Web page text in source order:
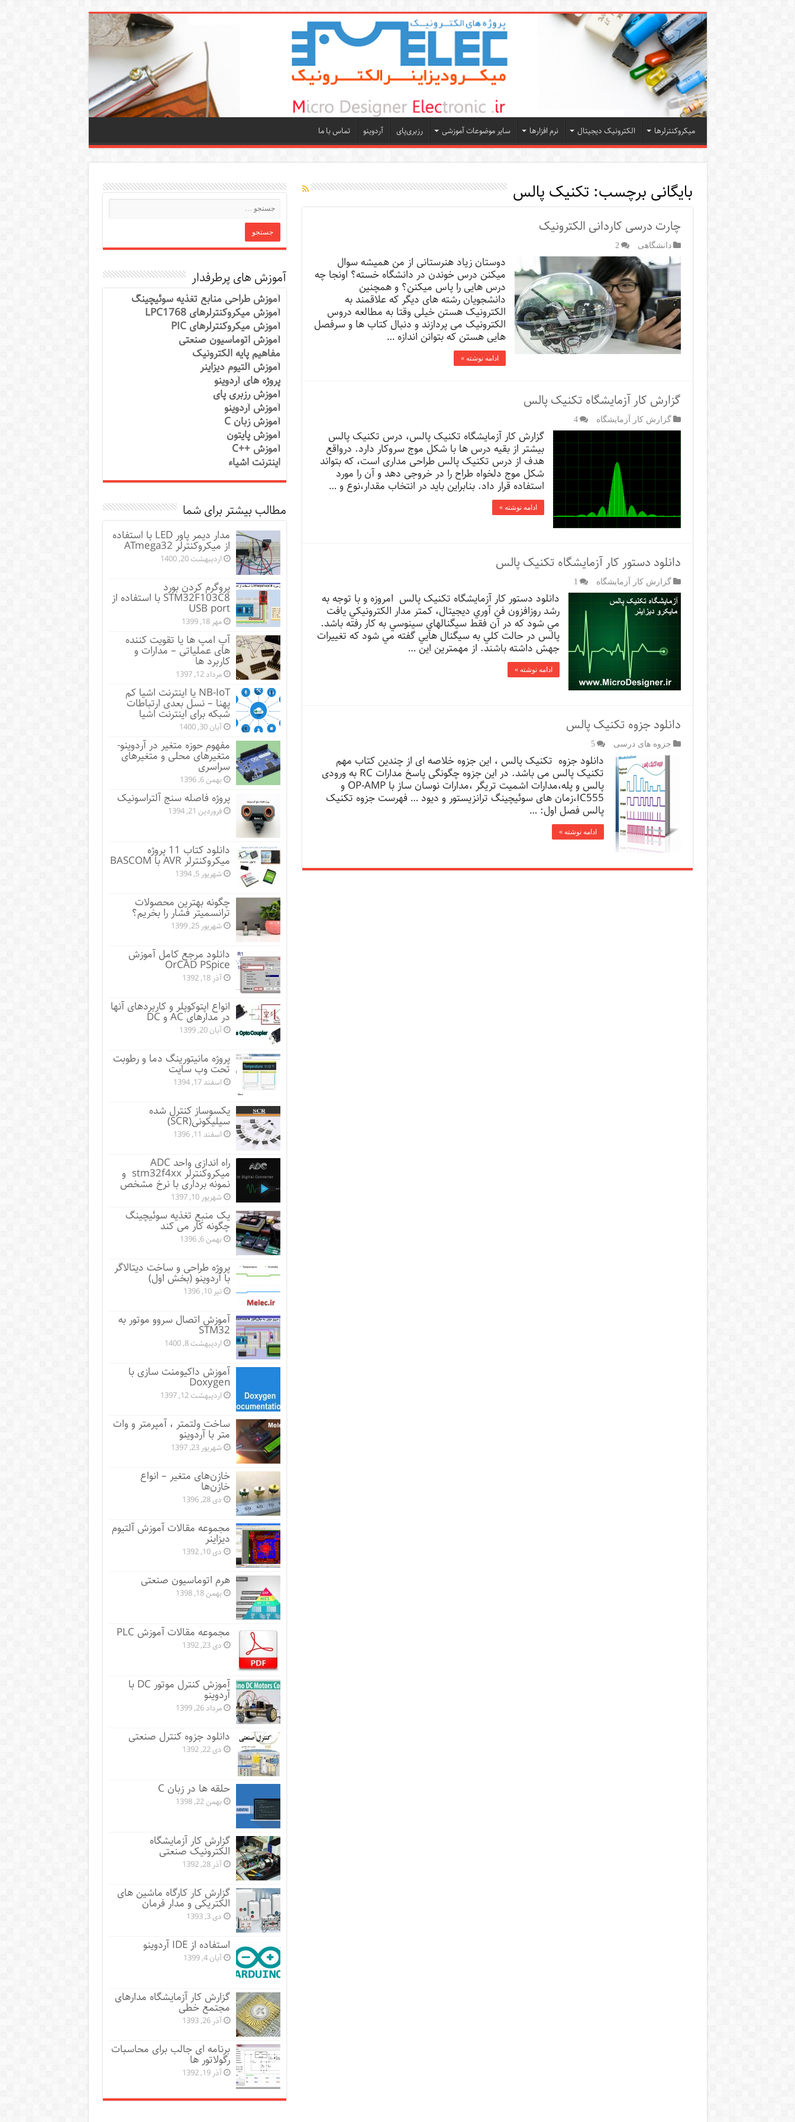
میکروکنترلرها الکترونیک دیجیتال نرم افزارها سایر موضوعات آموزشی رزبری‌پای آردوینو تماس با ما
بایگانی برچسب: تکنیک پالس
چارت درسی کاردانی الکترونیک
دانشگاهی 2
دوستان زیاد هنرستانی از من همیشه سوال
میکنن درس خوندن در دانشگاه خسته؟ اونجا چه
درس هایی را پاس میکنن؟ و همچنین
دانشجویان رشته های دیگر که علاقمند به
الکترونیک هستن خیلی وقتا به مطالعه دروس
الکترونیک می پردازند و دنبال کتاب ها و سرفصل
هایی هستن که بتوانن اندازه …
ادامه نوشته »
گزارش کار آزمایشگاه تکنیک پالس
گزارش کار آزمایشگاه 4
گزارش کار آزمایشگاه تکنیک پالس، درس تکنیک پالس
بیشتر از بقیه درس ها با شکل موج سروکار دارد. درواقع
هدف از درس تکنیک پالس طراحی مداری است، که بتواند
شکل موج دلخواه طراح را در خروجی دهد و آن را مورد
استفاده قرار داد. بنابراین باید در انتخاب مقدار،نوع و …
ادامه نوشته »
دانلود دستور کار آزمایشگاه تکنیک پالس
گزارش کار آزمایشگاه 1
دانلود دستور کار آزمایشگاه تکنیک پالس امروزه و با توجه به
رشد روزافزون فن آوري ديجيتال، كمتر مدار الكترونيكي يافت
مي شود كه در آن فقط سيگنالهاي سينوسي به كار رفته باشد.
پالس در حالت كلي به سيگنال هايي گفته مي شود كه تغييرات
جهش داشته باشند. از مهمترين اين …
ادامه نوشته »
دانلود جزوه تکنیک پالس
جزوه های درسی 5
دانلود جزوه تکنیک پالس ، این جزوه خلاصه ای از چندین کتاب مهم
تکنیک پالس می باشد. در این جزوه چگونگی پاسخ مدارات RC به ورودی
پالس و پله،مدارات اشمیت تریگر ،مدارات نوسان ساز با OP-AMP و
IC555،زمان های سوئیچینگ ترانزیستور و دیود … فهرست جزوه تکنیک
پالس فصل اول: …
ادامه نوشته »
آموزش های پرطرفدار
آموزش طراحی منابع تغذیه سوئیچینگ
آموزش میکروکنترلرهای LPC1768
آموزش میکروکنترلرهای PIC
آموزش اتوماسیون صنعتی
مفاهیم پایه الکترونیک
آموزش آلتیوم دیزاینر
پروژه های آردوینو
آموزش رزبری پای
آموزش آردوینو
آموزش زبان C
آموزش پایتون
آموزش ++C
اینترنت اشیاء
مطالب بیشتر برای شما
مدار دیمر پاور LED با استفاده
از میکروکنترلر ATmega32
اردیبهشت 20, 1400
پروگرم کردن بورد
STM32F103C8 با استفاده از
USB port
مهر 18, 1399
آپ امپ ها یا تقویت کننده
های عملیاتی – مدارات و
کاربرد ها
مرداد 12, 1397
NB-IoT یا اینترنت اشیا کم
پهنا – نسل بعدی ارتباطات
شبکه برای اینترنت اشیا
آبان 30, 1400
مفهوم حوزه متغیر در آردوینو-
متغیرهای محلی و متغیرهای
سراسری
بهمن 6, 1396
پروژه فاصله سنج آلتراسونیک
فروردین 21, 1394
دانلود کتاب 11 پروژه
میکروکنترلر AVR با BASCOM
شهریور 5, 1394
چگونه بهترین محصولات
ترانسمیتر فشار را بخریم؟
شهریور 25, 1399
دانلود مرجع کامل آموزش
OrCAD PSpice
آذر 18, 1392
انواع اپتوکوپلر و کاربردهای آنها
در مدارهای AC و DC
آبان 20, 1399
پروژه مانيتورينگ دما و رطوبت
تحت وب سایت
اسفند 17, 1394
یکسوساز کنترل شده
سیلیکونی(SCR)
اسفند 11, 1396
راه اندازی واحد ADC
میکروکنترلر stm32f4xx و
نمونه برداری با نرخ مشخص
شهریور 10, 1397
یک منبع تغذیه سوئیچینگ
چگونه کار می کند
بهمن 6, 1396
پروژه طراحی و ساخت دیتالاگر
با آردوینو (بخش اول)
تیر 10, 1396
آموزش اتصال سروو موتور به
STM32
اردیبهشت 8, 1400
آموزش داکیومنت سازی با
Doxygen
اردیبهشت 12, 1397
ساخت ولتمتر ، آمپرمتر و وات
متر با آردوینو
شهریور 23, 1397
خازن‌های متغیر – انواع
خازن‌ها
دی 28, 1396
مجموعه مقالات آموزش آلتیوم
دیزاینر
دی 10, 1392
هرم اتوماسیون صنعتی
بهمن 18, 1398
مجموعه مقالات آموزش PLC
دی 23, 1392
آموزش کنترل موتور DC با
آردوینو
مرداد 26, 1399
دانلود جزوه کنترل صنعتی
دی 22, 1392
حلقه ها در زبان C
بهمن 22, 1398
گزارش کار آزمایشگاه
الکترونیک صنعتی
آذر 28, 1392
گزارش کار کارگاه ماشین های
الکتریکی و مدار فرمان
دی 3, 1393
استفاده از IDE آردوینو
آبان 4, 1399
گزارش کار آزمایشگاه مدارهای
مجتمع خطی
آذر 26, 1393
برنامه ای جالب برای محاسبات
رگولاتور ها
آذر 19, 1392